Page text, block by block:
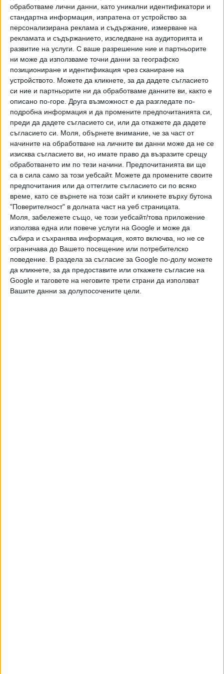
обработваме лични данни, като уникални идентификатори и
стандартна информация, изпратена от устройство за
персонализирана реклама и съдържание, измерване на
рекламата и съдържанието, изследване на аудиторията и
развитие на услуги. С ваше разрешение ние и партньорите
ни може да използваме точни данни за географско
позициониране и идентификация чрез сканиране на
устройството. Можете да кликнете, за да дадете съгласието
си ние и партньорите ни да обработваме данните ви, както е
описано по-горе. Друга възможност е да разгледате по-
подробна информация и да промените предпочитанията си,
преди да дадете съгласието си, или да откажете да дадете
съгласието си. Моля, обърнете внимание, че за част от
начините на обработване на личните ви данни може да не се
изисква съгласието ви, но имате право да възразите срещу
обработването им по тези начини. Предпочитанията ви ще
са в сила само за този уебсайт. Можете да промените своите
предпочитания или да оттеглите съгласието си по всяко
време, като се върнете на този сайт и кликнете върху бутона
"Поверителност" в долната част на уеб страницата.
Моля, забележете също, че този уебсайт/това приложение
използва една или повече услуги на Google и може да
събира и съхранява информация, която включва, но не се
ограничава до Вашето посещение или потребителско
поведение. В раздела за съгласие за Google по-долу можете
да кликнете, за да предоставите или откажете съгласие на
Google и таговете на неговите трети страни да използват
Вашите данни за долупосочените цели.
на кабинета на Олаф Шолц и в случай, че не го издържи,
ще има извънредни избори на 23 февруари.
В документа депутатите обвиняват АзГ в стремеж да
разруши свободния демократичен ред в Германия и
настояват действията й да бъдат обявени за
противоконституционни. Ако това бъде прието, АзГ
може да бъде забранена и финансирането й от
държавния бюджет да бъде спряно.
АзГ се приема в Германия като проруска партия.
Последвайте ни и в
Ако искате да подкрепите независимата
и качествена журналистика в “Сега”,
можете да направите дарение през
PayPal
Ключови думи: Алтернатива за Германия
Още новини по темата